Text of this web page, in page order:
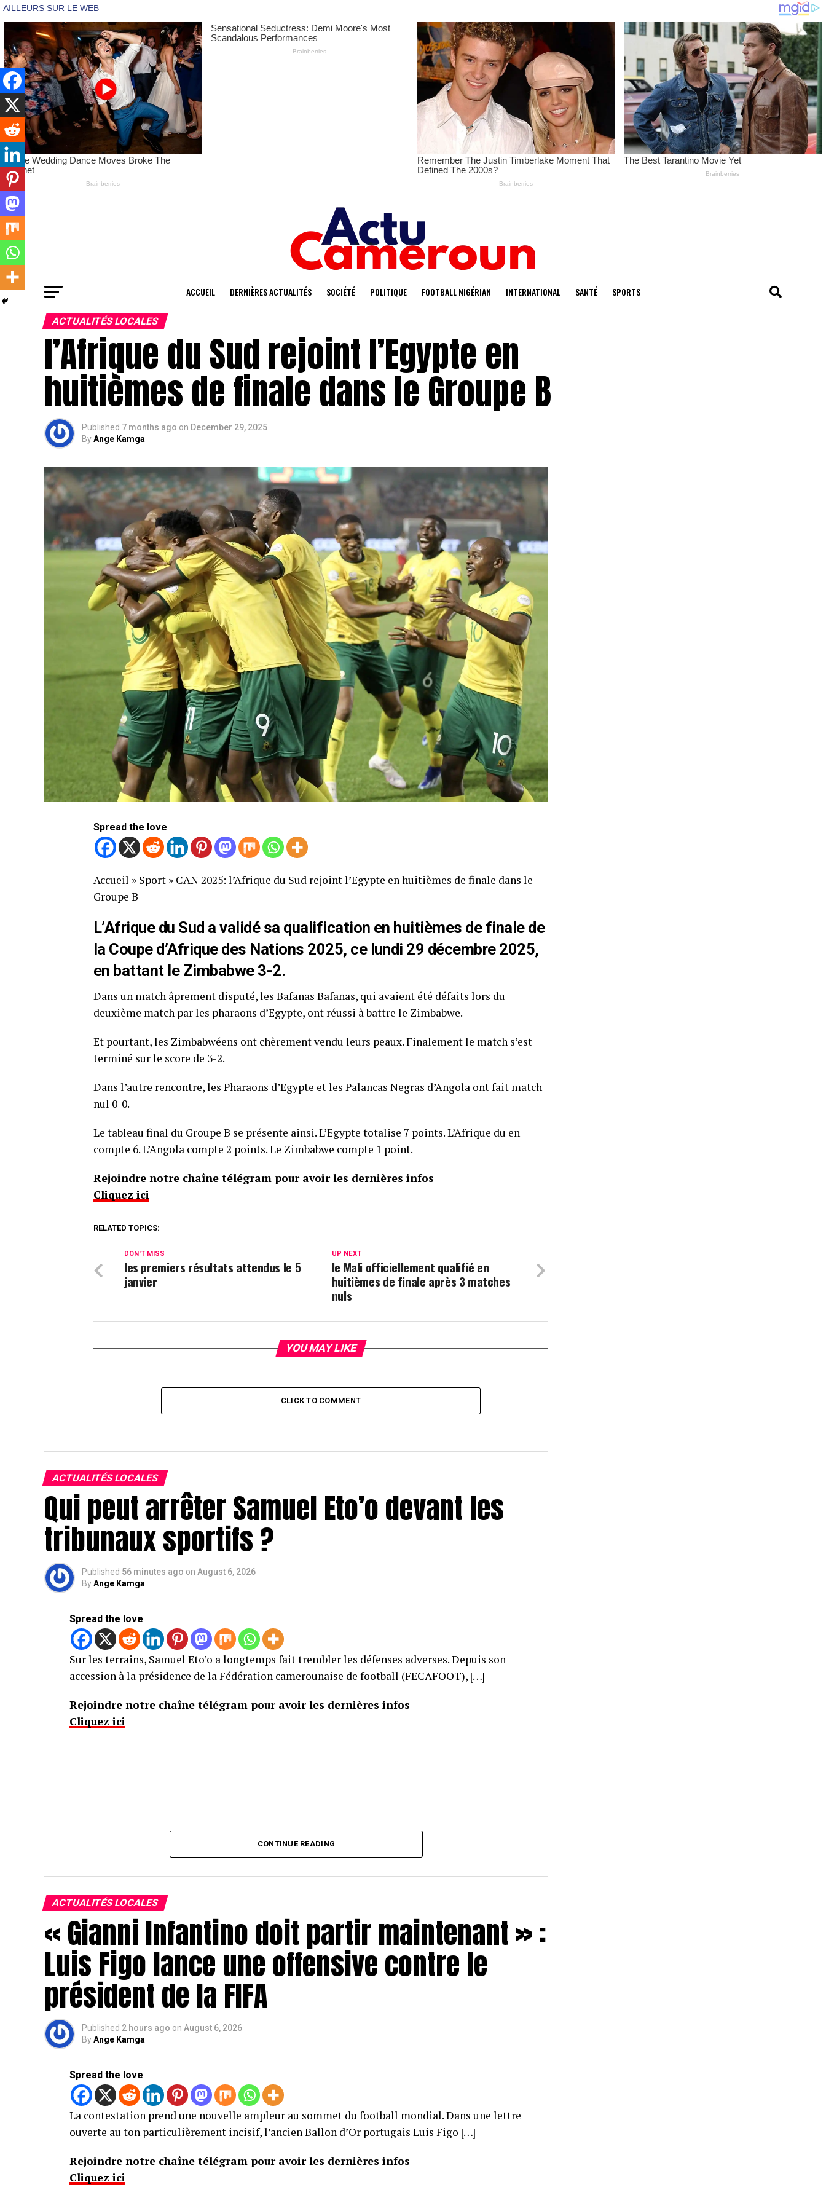
ACCUEIL DERNIÈRES ACTUALITÉS SOCIÉTÉ POLITIQUE FOOTBALL NIGÉRIAN INTERNATIONAL SANTÉ SPORTS
ACTUALITÉS LOCALES
l’Afrique du Sud rejoint l’Egypte en
huitièmes de finale dans le Groupe B
Published 7 months ago on December 29, 2025
ByAnge Kamga
Spread the love
Accueil » Sport » CAN 2025: l’Afrique du Sud rejoint l’Egypte en huitièmes de finale dans le
Groupe B
L’Afrique du Sud a validé sa qualification en huitièmes de finale de
la Coupe d’Afrique des Nations 2025, ce lundi 29 décembre 2025,
en battant le Zimbabwe 3-2.
Dans un match âprement disputé, les Bafanas Bafanas, qui avaient été défaits lors du
deuxième match par les pharaons d’Egypte, ont réussi à battre le Zimbabwe.
Et pourtant, les Zimbabwéens ont chèrement vendu leurs peaux. Finalement le match s’est
terminé sur le score de 3-2.
Dans l’autre rencontre, les Pharaons d’Egypte et les Palancas Negras d’Angola ont fait match
nul 0-0.
Le tableau final du Groupe B se présente ainsi. L’Egypte totalise 7 points. L’Afrique du en
compte 6. L’Angola compte 2 points. Le Zimbabwe compte 1 point.
Rejoindre notre chaîne télégram pour avoir les dernières infos
Cliquez ici
RELATED TOPICS:
UP NEXT
le Mali officiellement qualifié en
huitièmes de finale après 3 matches
nuls
DON'T MISS
les premiers résultats attendus le 5
janvier
YOU MAY LIKE
CLICK TO COMMENT
ACTUALITÉS LOCALES
Qui peut arrêter Samuel Eto’o devant les
tribunaux sportifs ?
Published 56 minutes ago on August 6, 2026
ByAnge Kamga
Spread the love
Sur les terrains, Samuel Eto’o a longtemps fait trembler les défenses adverses. Depuis son
accession à la présidence de la Fédération camerounaise de football (FECAFOOT), […]
Rejoindre notre chaîne télégram pour avoir les dernières infos
Cliquez ici
CONTINUE READING
ACTUALITÉS LOCALES
« Gianni Infantino doit partir maintenant » :
Luis Figo lance une offensive contre le
président de la FIFA
Published 2 hours ago on August 6, 2026
ByAnge Kamga
Spread the love
La contestation prend une nouvelle ampleur au sommet du football mondial. Dans une lettre
ouverte au ton particulièrement incisif, l’ancien Ballon d’Or portugais Luis Figo […]
Rejoindre notre chaîne télégram pour avoir les dernières infos
Cliquez ici